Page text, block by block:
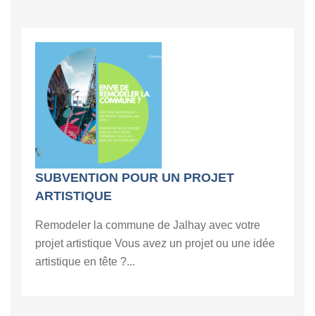
SUBVENTION POUR UN PROJET
ARTISTIQUE
Remodeler la commune de Jalhay avec votre
projet artistique Vous avez un projet ou une idée
artistique en tête ?...